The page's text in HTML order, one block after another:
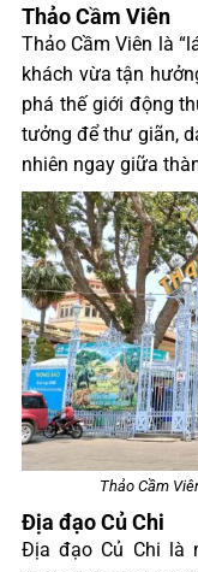
Thảo Cầm Viên
Thảo Cầm Viên là
khách vừa tận
phá thế giới động
tưởng để thư giãn,
nhiên ngay giữa
Thảo Cầm
Địa đạo Củ Chi
Địa đạo Củ Chi là